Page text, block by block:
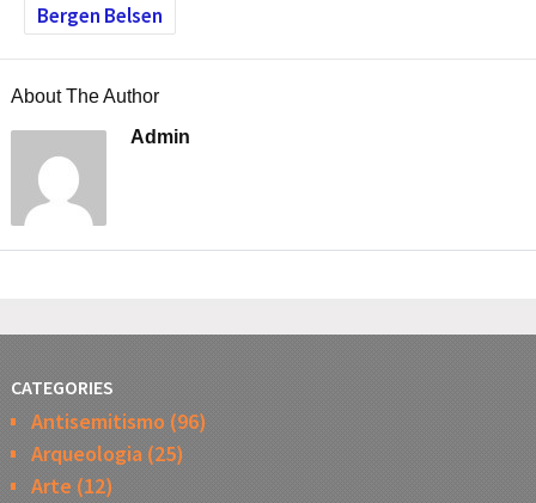
Bergen Belsen
About The Author
Admin
CATEGORIES
Antisemitismo (96)
Arqueologia(25)
Arte (12)